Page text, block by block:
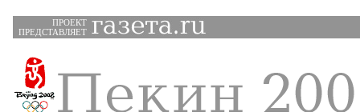
ПРОЕКТ
ПРЕДСТАВЛЯЕТ